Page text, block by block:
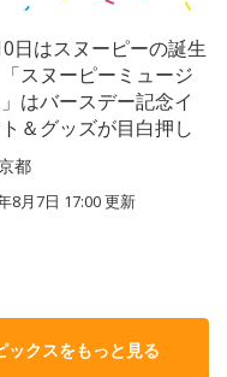
日はスヌーピーの誕生
スヌーピーミュージ
はバースデー記念イ
＆グッズが目白押し
都
8月7日 17:00更新
ックスをもっと見る